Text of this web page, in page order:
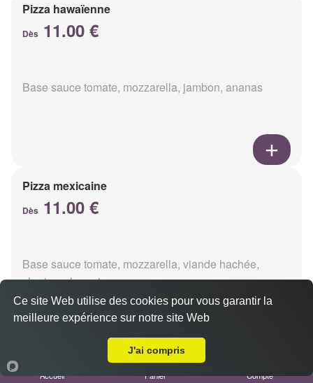
Pizza hawaïenne
Dès 11.00 €
Base sauce tomate, mozzarella, jambon, ananas
Pizza mexicaine
Dès 11.00 €
Base sauce tomate, mozzarella, viande hachée,
chorizo, champignons
Pizza americaine
Accueil Panier Compte
Ce site Web utilise des cookies pour vous garantir la
meilleure expérience sur notre site Web
J'ai compris